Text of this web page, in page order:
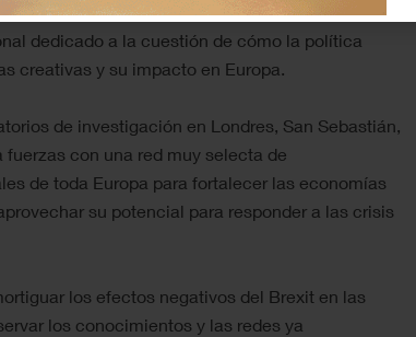
Centre Europe (CIRCE) es un grupo de reflexión
dedicado a la cuestión de cómo la política
creativas y su impacto en Europa.
de investigación en Londres, San Sebastián,
fuerzas con una red muy selecta de
de toda Europa para fortalecer las economías
su potencial para responder a las crisis
los efectos negativos del Brexit en las
los conocimientos y las redes ya